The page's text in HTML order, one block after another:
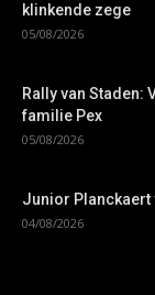
klinkende zege
05/08/2026
Rally van Staden:
familie Pex
05/08/2026
Junior Planckaert
04/08/2026